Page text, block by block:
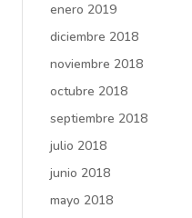
enero 2019
diciembre 2018
noviembre 2018
octubre 2018
septiembre 2018
julio 2018
junio 2018
mayo 2018